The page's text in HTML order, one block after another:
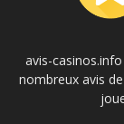
avis-
nombreux avis